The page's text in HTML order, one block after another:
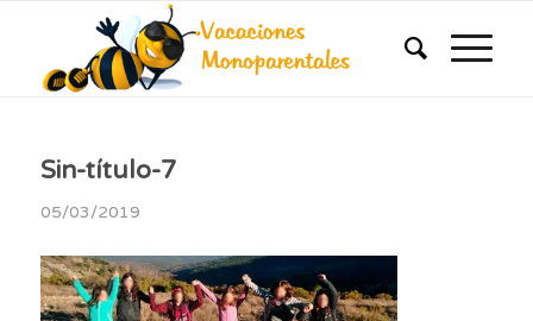
Sin-título-7
05/03/2019